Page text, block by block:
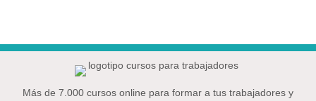
Más de 7.000 cursos online para formar a tus trabajadores y